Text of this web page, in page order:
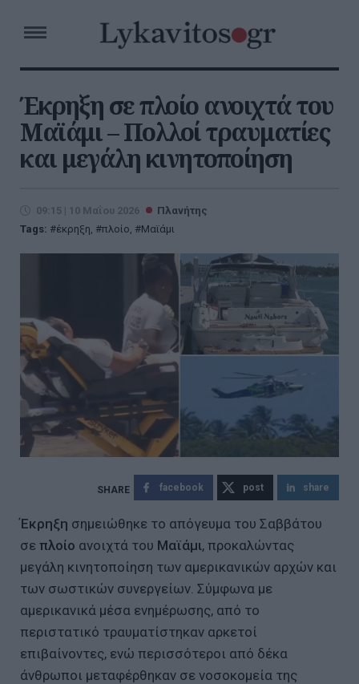
Έκρηξη σε πλοίο ανοιχτά του
Μαϊάμι – Πολλοί τραυματίες
και μεγάλη κινητοποίηση
09:15 | 10 Μαΐου 2026
Πλανήτης
Tags:
έκρηξη, πλοίο, Μαϊάμι
facebook post share
Έκρηξη σημειώθηκε το απόγευμα του Σαββάτου
σε πλοίο ανοιχτά του Μαϊάμι, προκαλώντας
μεγάλη κινητοποίηση των αμερικανικών αρχών και
των σωστικών συνεργείων. Σύμφωνα με
αμερικανικά μέσα ενημέρωσης, από το
περιστατικό τραυματίστηκαν αρκετοί
επιβαίνοντες, ενώ περισσότεροι από δέκα
άνθρωποι μεταφέρθηκαν σε νοσοκομεία της